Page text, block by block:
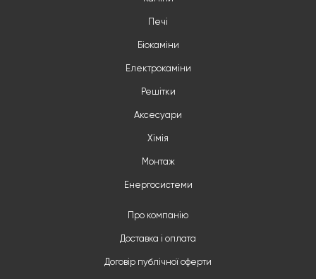
Печі
Біокаміни
Електрокаміни
Решітки
Аксесуари
Хімія
Монтаж
Енергосистеми
Про компанію
Доставка і оплата
Договір публічної оферти